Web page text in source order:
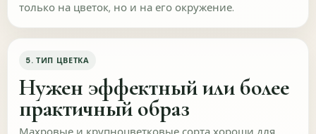
только на цветок, но и на его окружение.
5. ТИП ЦВЕТКА
Нужен эффектный или более
практичный образ
Как вы оцените состояние растений при
получении?